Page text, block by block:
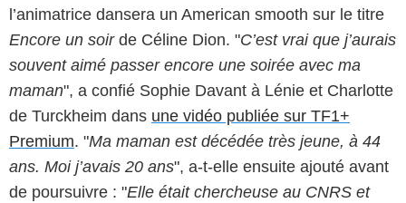
l’animatrice dansera un American smooth sur le titre
Encore un soirde Céline Dion. "C’est vrai que j’aurais
souvent aimé passer encore une soirée avec ma
maman", a confié Sophie Davant à Lénie et Charlotte
de Turckheim dans une vidéo publiée sur TF1+
Premium. "Ma maman est décédée très jeune, à 44
ans. Moi j’avais 20 ans", a-t-elle ensuite ajouté avant
de poursuivre : "Elle était chercheuse au CNRS et